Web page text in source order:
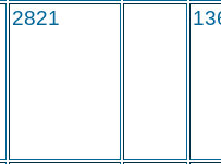
2821